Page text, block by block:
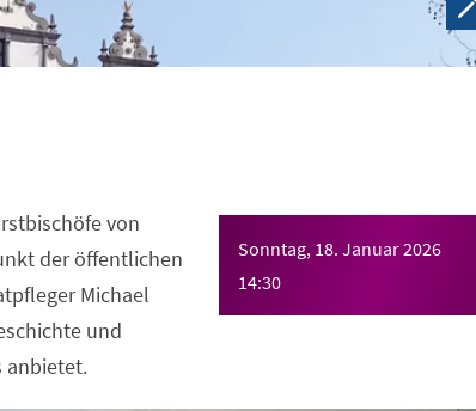
Sonntag, 18. Januar 2026
14:30
von
der öffentlichen
Michael
und
anbietet.